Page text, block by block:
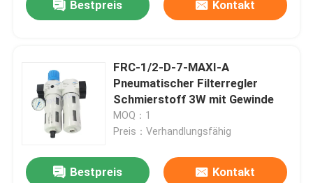
Bestpreis Kontakt
FRC-1/2-D-7-MAXI-A
Pneumatischer Filterregler
Schmierstoff 3W mit Gewinde
MOQ：1
Preis：Verhandlungsfähig
Bestpreis Kontakt